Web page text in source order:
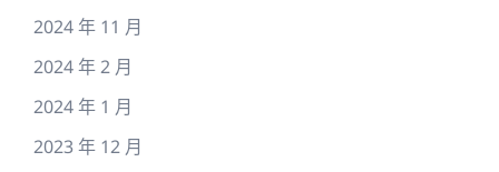
2024 年 11 月
2024 年 2 月
2024 年 1 月
2023 年 12 月